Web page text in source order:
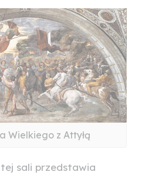
Wielkiego z Attyłą
sali przedstawia